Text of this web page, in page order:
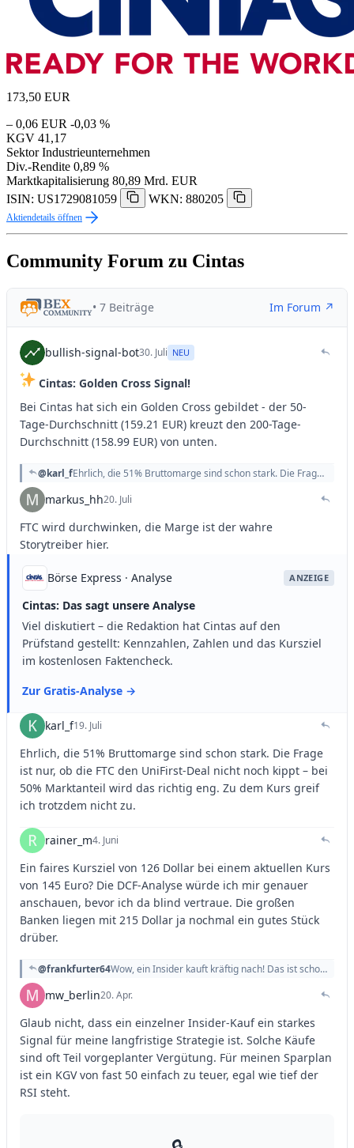
173,50 EUR
– 0,06 EUR -0,03 %
KGV 41,17
Sektor Industrieunternehmen
Div.-Rendite 0,89 %
Marktkapitalisierung 80,89 Mrd. EUR
ISIN: US1729081059
WKN: 880205
Aktiendetails öffnen
Community Forum zu Cintas